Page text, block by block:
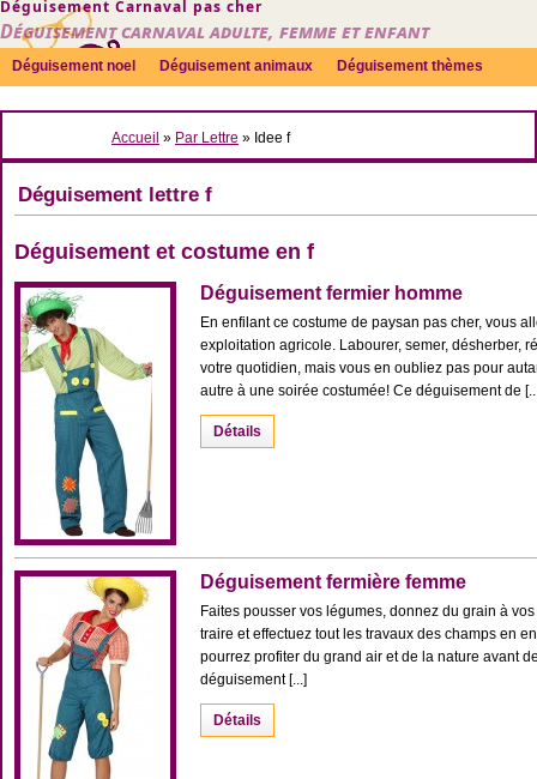
Déguisement Carnaval pas cher
Déguisement carnaval adulte, femme et enfant
Déguisement noel Déguisement animaux Déguisement thèmes
Sexy Déguisement couple Déguisements par genre Idées
Accueil » Par Lettre » Idee f
Déguisement lettre f
Déguisement et costume en f
Déguisement fermier homme
En enfilant ce costume de paysan pas cher, vous
exploitation agricole. Labourer, semer, désherber,
votre quotidien, mais vous en oubliez pas pour
autre à une soirée costumée! Ce déguisement de
Détails
Déguisement fermière femme
Faites pousser vos légumes, donnez du grain à
traire et effectuez tout les travaux des champs en
pourrez profiter du grand air et de la nature avant
déguisement [...]
Détails